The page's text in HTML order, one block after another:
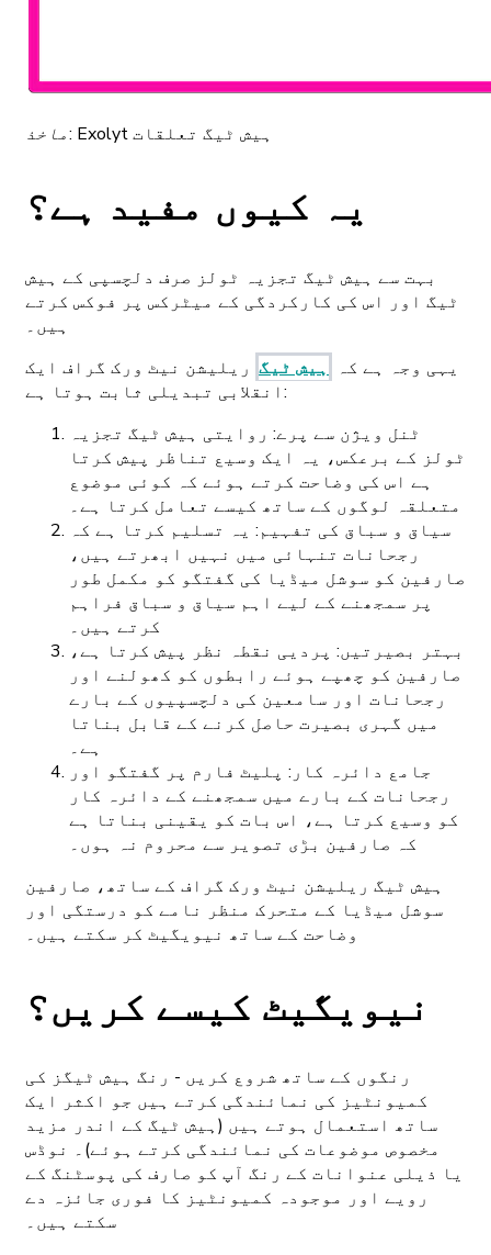
ماخذ: Exolyt ہیش ٹیگ تعلقات
یہ کیوں مفید ہے؟
بہت سے ہیش ٹیگ تجزیہ ٹولز صرف دلچسپی کے ہیش
ٹیگ اور اس کی کارکردگی کے میٹرکس پر فوکس کرتے
ہیں۔
یہی وجہ ہے کہ
ہیش ٹیگ ریلیشن نیٹ ورک گراف ایک
انقلابی تبدیلی ثابت ہوتا ہے:
ٹنل ویژن سے پرے: روایتی ہیش ٹیگ تجزیہ
ٹولز کے برعکس، یہ ایک وسیع تناظر پیش کرتا
ہے اس کی وضاحت کرتے ہوئے کہ کوئی موضوع
متعلقہ لوگوں کے ساتھ کیسے تعامل کرتا ہے۔
سیاق و سباق کی تفہیم: یہ تسلیم کرتا ہے کہ
رجحانات تنہائی میں نہیں ابھرتے ہیں،
صارفین کو سوشل میڈیا کی گفتگو کو مکمل طور
پر سمجھنے کے لیے اہم سیاق و سباق فراہم
کرتے ہیں۔
بہتر بصیرتیں: پردیی نقطہ نظر پیش کرتا ہے،
صارفین کو چھپے ہوئے رابطوں کو کھولنے اور
رجحانات اور سامعین کی دلچسپیوں کے بارے
میں گہری بصیرت حاصل کرنے کے قابل بناتا
ہے۔
جامع دائرہ کار: پلیٹ فارم پر گفتگو اور
رجحانات کے بارے میں سمجھنے کے دائرہ کار
کو وسیع کرتا ہے، اس بات کو یقینی بناتا ہے
کہ صارفین بڑی تصویر سے محروم نہ ہوں۔
ہیش ٹیگ ریلیشن نیٹ ورک گراف کے ساتھ، صارفین
سوشل میڈیا کے متحرک منظر نامے کو درستگی اور
وضاحت کے ساتھ نیویگیٹ کر سکتے ہیں۔
نیویگیٹ کیسے کریں؟
رنگوں کے ساتھ شروع کریں - رنگ ہیش ٹیگز کی
کمیونٹیز کی نمائندگی کرتے ہیں جو اکثر ایک
ساتھ استعمال ہوتے ہیں (ہیش ٹیگ کے اندر مزید
مخصوص موضوعات کی نمائندگی کرتے ہوئے)۔ نوڈس
یا ذیلی عنوانات کے رنگ آپ کو صارف کی پوسٹنگ کے
رویے اور موجودہ کمیونٹیز کا فوری جائزہ دے
سکتے ہیں۔